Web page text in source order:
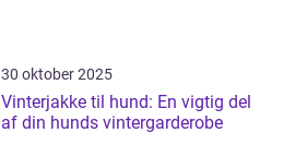
30 oktober 2025
Vinterjakke til hund: En vigtig del
af din hunds vintergarderobe